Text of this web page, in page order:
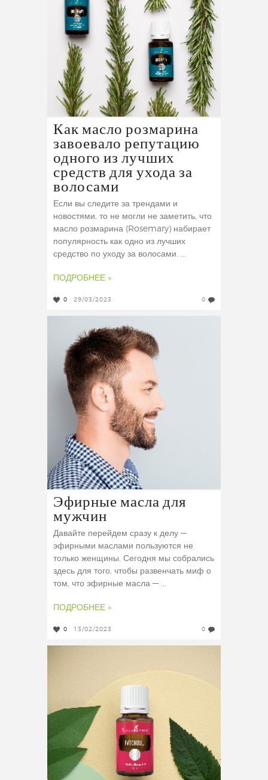
Как масло розмарина
завоевало репутацию
одного из лучших
средств для ухода за
волосами
Если вы следите за трендами и
новостями, то не могли не заметить, что
масло розмарина (Rosemary) набирает
популярность как одно из лучших
средство по уходу за волосами. ...
ПОДРОБНЕЕ »
0 29/03/2023 0
Эфирные масла для
мужчин
Давайте перейдем сразу к делу —
эфирными маслами пользуются не
только женщины. Сегодня мы собрались
здесь для того, чтобы развенчать миф о
том, что эфирные масла — ...
ПОДРОБНЕЕ »
0 13/02/2023 0